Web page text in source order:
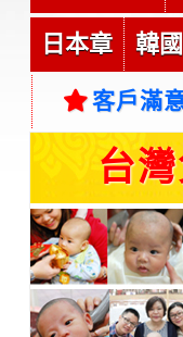
日本章 韓
客戶滿
台